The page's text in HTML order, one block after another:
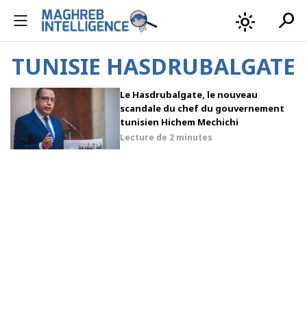
light_mode search
TUNISIE HASDRUBALGATE
Le Hasdrubalgate, le nouveau
scandale du chef du gouvernement
tunisien Hichem Mechichi
Lecture de 2 minutes